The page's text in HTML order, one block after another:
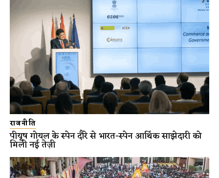
राजनीति
पीयूष गोयल के स्पेन दौरे से भारत-स्पेन आर्थिक साझेदारी को
मिली नई तेज़ी